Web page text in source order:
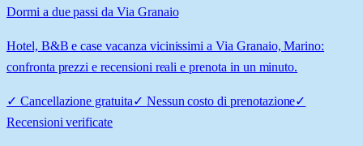
Dormi a due passi da Via Granaio
Hotel, B&B e case vacanza vicinissimi a Via Granaio, Marino:
confronta prezzi e recensioni reali e prenota in un minuto.
✓ Cancellazione gratuita✓ Nessun costo di prenotazione✓
Recensioni verificate